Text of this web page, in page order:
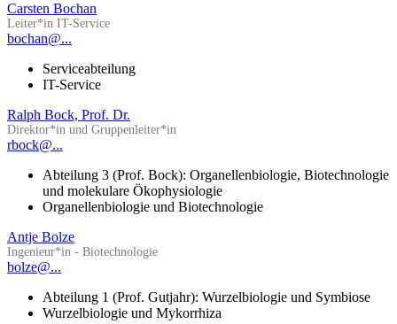
Carsten Bochan
Leiter*in IT-Service
bochan@...
Serviceabteilung
IT-Service
Ralph Bock, Prof. Dr.
Direktor*in und Gruppenleiter*in
rbock@...
Abteilung 3 (Prof. Bock): Organellenbiologie, Biotechnologie
und molekulare Ökophysiologie
Organellenbiologie und Biotechnologie
Antje Bolze
Ingenieur*in - Biotechnologie
bolze@...
Abteilung 1 (Prof. Gutjahr): Wurzelbiologie und Symbiose
Wurzelbiologie und Mykorrhiza